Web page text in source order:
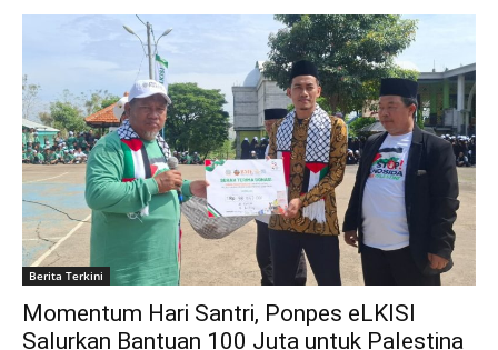
Berita Terkini
Momentum Hari Santri, Ponpes eLKISI
Salurkan Bantuan 100 Juta untuk Palestina